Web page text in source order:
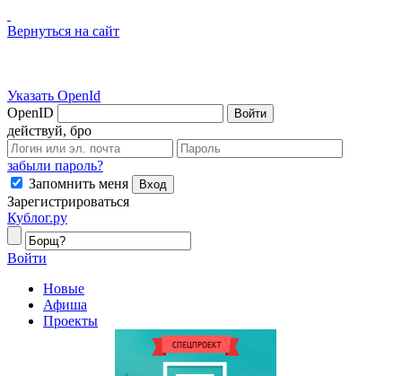
Вернуться на сайт
Указать OpenId
OpenID
Войти
действуй, бро
забыли пароль?
Запомнить меня
Вход
Зарегистрироваться
Кублог.ру
Войти
Новые
Афиша
Проекты